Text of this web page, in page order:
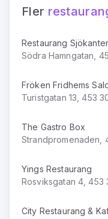
Fler
Restaurang
Södra Hamngatan,
Fröken Fridhems
Turistgatan 13, 453
The Gastro Box
Strandpromenaden,
Yings Restaurang
Rosviksgatan 4, 453
City Restaurang &